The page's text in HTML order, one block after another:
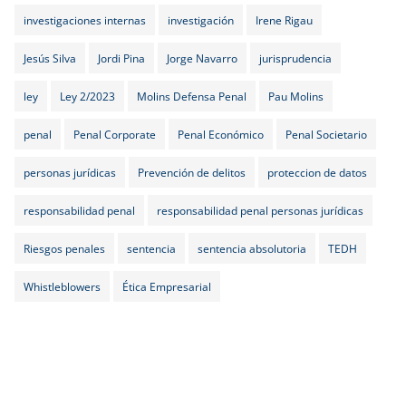
investigaciones internas investigación Irene Rigau
Jesús Silva Jordi Pina Jorge Navarro jurisprudencia
ley Ley 2/2023 Molins Defensa Penal Pau Molins
penal Penal Corporate Penal Económico Penal Societario
personas jurídicas Prevención de delitos proteccion de datos
responsabilidad penal responsabilidad penal personas jurídicas
Riesgos penales sentencia sentencia absolutoria TEDH
Whistleblowers Ética Empresarial